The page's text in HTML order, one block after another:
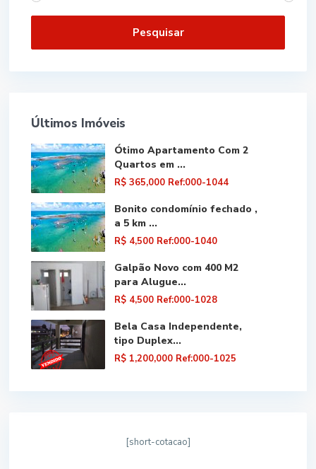
Pesquisar
Últimos Imóveis
Ótimo Apartamento Com 2
Quartos em ...
R$ 365,000 Ref:000-1044
Bonito condomínio fechado ,
a 5 km ...
R$ 4,500 Ref:000-1040
Galpão Novo com 400 M2
para Alugue...
R$ 4,500 Ref:000-1028
Bela Casa Independente,
tipo Duplex...
R$ 1,200,000 Ref:000-1025
[short-cotacao]